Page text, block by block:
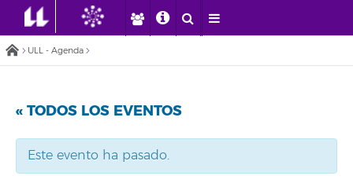
ULL - Agenda
« TODOS LOS EVENTOS
Este evento ha pasado.